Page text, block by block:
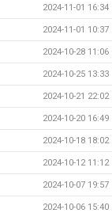
2024-11-01 16:34
2024-11-01 10:37
2024-10-28 11:06
2024-10-25 13:33
2024-10-21 22:02
2024-10-20 16:49
2024-10-18 18:02
2024-10-12 11:12
2024-10-07 19:57
2024-10-06 15:40